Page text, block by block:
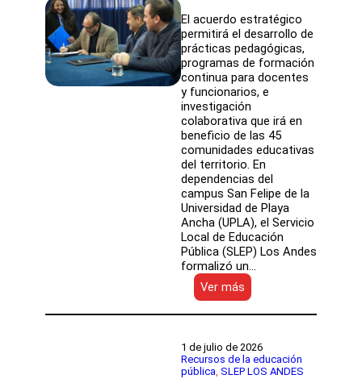
El acuerdo estratégico
permitirá el desarrollo de
prácticas pedagógicas,
programas de formación
continua para docentes
y funcionarios, e
investigación
colaborativa que irá en
beneficio de las 45
comunidades educativas
del territorio. En
dependencias del
campus San Felipe de la
Universidad de Playa
Ancha (UPLA), el Servicio
Local de Educación
Pública (SLEP) Los Andes
formalizó un…
Ver más
Nuevo
convenio
el
SLEP
Los
1 de julio de 2026
Recursos de la educación
pública SLEP LOS ANDES